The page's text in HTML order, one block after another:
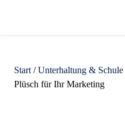
Start /Unterhaltung & Schule
Plüsch für Ihr Marketing